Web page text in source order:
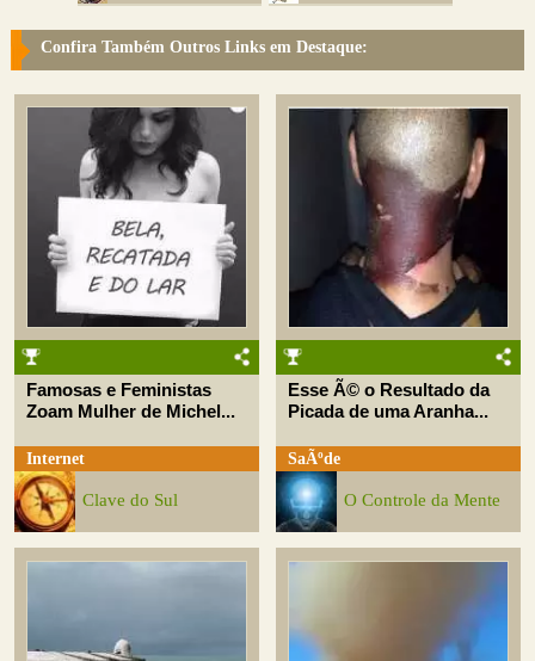
Confira Também Outros Links em Destaque:
Famosas e Feministas
Zoam Mulher de Michel...
Internet
Clave do Sul
Esse Ã© o Resultado da
Picada de uma Aranha...
SaÃºde
O Controle da Mente